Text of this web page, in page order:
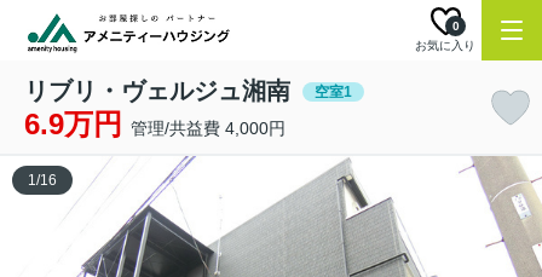
お気に入り
0
リブリ・ヴェルジュ湘南 空室1
6.9万円 管理/共益費 4,000円
1/16